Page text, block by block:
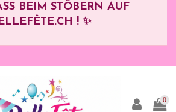
BEIM STÖBERN AUF B
! ✨
0